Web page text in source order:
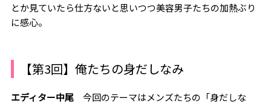
とか見ていたら仕方ないと思いつつ美容男子たちの加熱ぶり
に感心。
【第3回】俺たちの身だしなみ
エディター中尾今回のテーマはメンズたちの「身だしな